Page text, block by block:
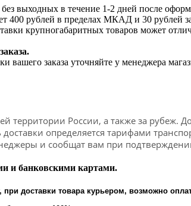
выходных в течение 1-2 дней после
400 рублей в пределах МКАД и 30 рублей
крупногабаритных товаров может
вашего заказа уточняйте у менеджера
территории России, а также за рубеж.
определяется тарифами
и сообщат вам при
и банковскими картами.
доставки товара курьером, возможно